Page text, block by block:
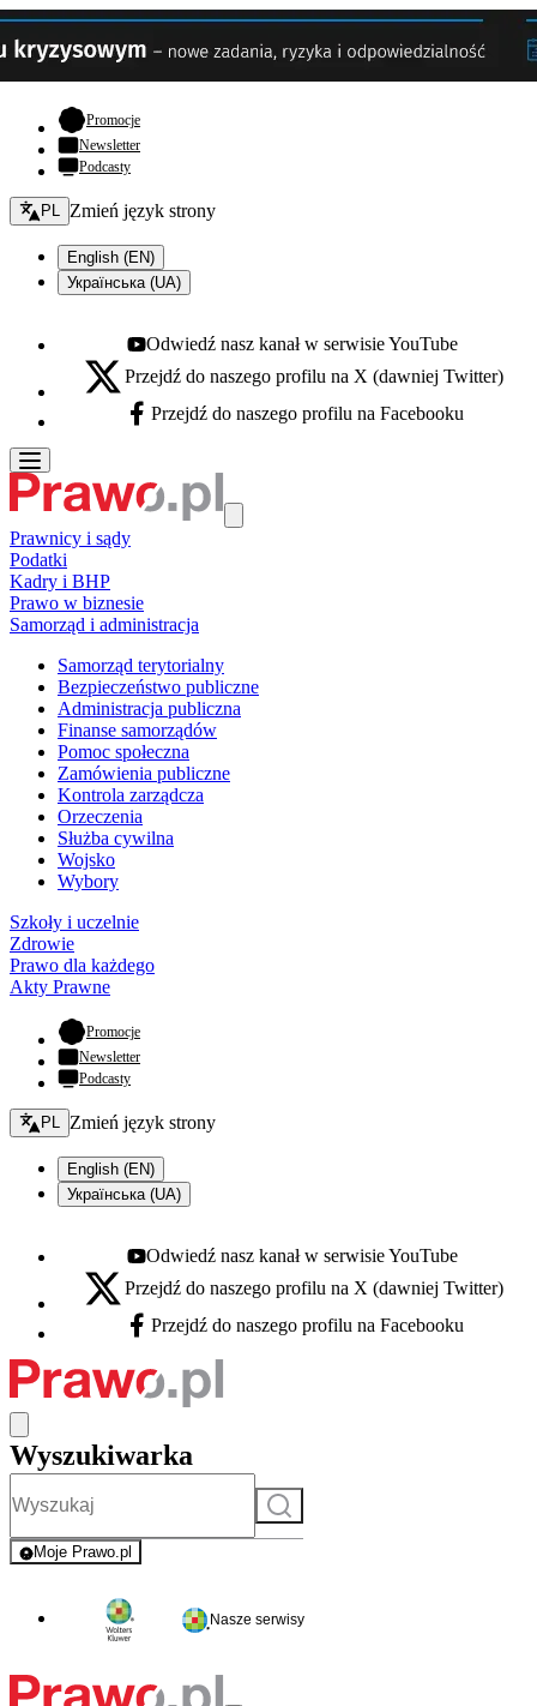
Promocje- otwiera się w nowej karcie
Newsletter
Podcasty
Zmień język - bieżący:
PL Zmień język strony
English (EN)
Українська (UA)
Youtube - otwiera się w nowej karcie
Odwiedź nasz kanał w serwisie YouTube
X - otwiera się w nowej karcie
Przejdź do naszego profilu na X (dawniej Twitter)
Facebook - otwiera się w nowej karcie
Przejdź do naszego profilu na Facebooku
Prawnicy i sądy
Podatki
Kadry i BHP
Prawo w biznesie
Samorząd i administracja
Samorząd terytorialny
Bezpieczeństwo publiczne
Administracja publiczna
Finanse samorządów
Pomoc społeczna
Zamówienia publiczne
Kontrola zarządcza
Orzeczenia
Służba cywilna
Wojsko
Wybory
Szkoły i uczelnie
Zdrowie
Prawo dla każdego
Akty Prawne
Promocje- otwiera się w nowej karcie
Newsletter
Podcasty
Zmień język - bieżący:
PL Zmień język strony
English (EN)
Українська (UA)
Youtube - otwiera się w nowej karcie
Odwiedź nasz kanał w serwisie YouTube
X - otwiera się w nowej karcie
Przejdź do naszego profilu na X (dawniej Twitter)
Facebook - otwiera się w nowej karcie
Przejdź do naszego profilu na Facebooku
Wyszukiwarka
Szukaj
Moje Prawo.pl
- rejestracja i logowanie do serwisu
Nasze serwisy